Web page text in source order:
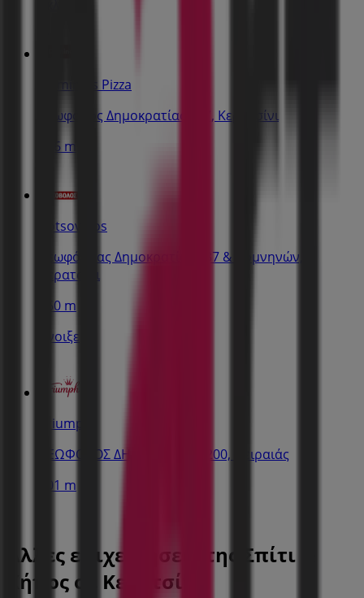
Domino's Pizza
Λεωφόρος Δημοκρατίας 117, Κερατσίνι
356 m
Kotsovolos
Λεωφόροας Δημοκρατίας 137 & Κομνηνών,
Κερατσίνι
360 m
Ανοιξε
Triumph
ΛΕΩΦΟΡΟΣ ΔΗΜΟΚΡΑΤΙΑΣ 200, Πειραιάς
401 m
Άλλες επιχειρήσεις της Σπίτι &
Κήπος σε Κερατσίνι